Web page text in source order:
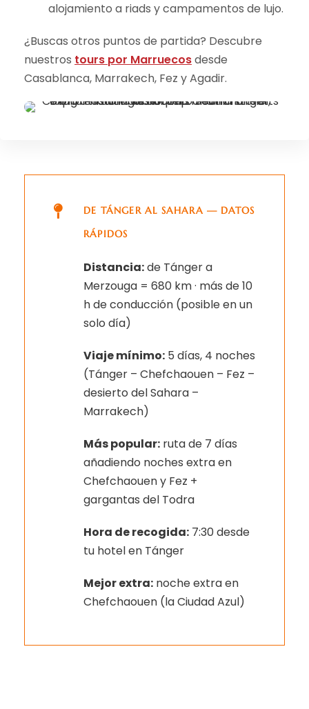
alojamiento a riads y campamentos de lujo.
¿Buscas otros puntos de partida? Descubre
nuestros tours por Marruecosdesde
Casablanca, Marrakech, Fez y Agadir.
DE TÁNGER AL SAHARA — DATOS
RÁPIDOS
Distancia:de Tánger a
Merzouga = 680 km · más de 10
h de conducción (posible en un
solo día)
Viaje mínimo: 5 días, 4 noches
(Tánger – Chefchaouen – Fez –
desierto del Sahara –
Marrakech)
Más popular: ruta de 7 días
añadiendo noches extra en
Chefchaouen y Fez +
gargantas del Todra
Hora de recogida: 7:30 desde
tu hotel en Tánger
Mejor extra: noche extra en
Chefchaouen (la Ciudad Azul)